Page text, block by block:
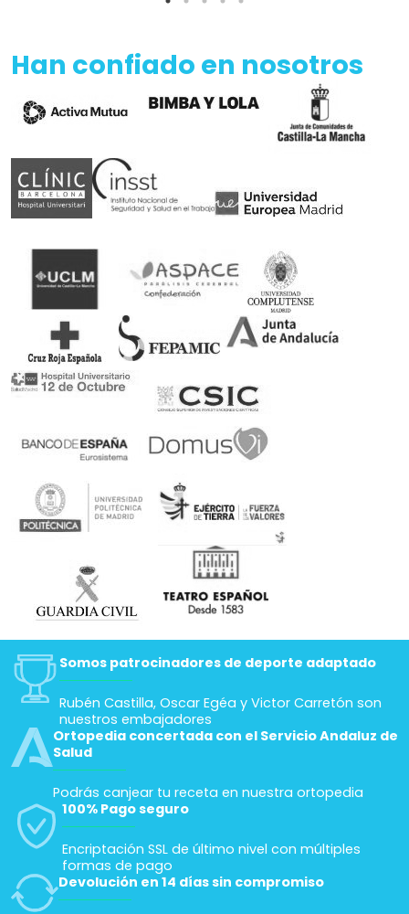
Han confiado en nosotros
Somos patrocinadores de deporte adaptado
Rubén Castilla, Oscar Egéa y Victor Carretón son
nuestros embajadores
Ortopedia concertada con el Servicio Andaluz de
Salud
Podrás canjear tu receta en nuestra ortopedia
100% Pago seguro
Encriptación SSL de último nivel con múltiples
formas de pago
Devolución en 14 días sin compromiso